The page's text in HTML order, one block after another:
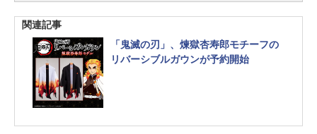
関連記事
「鬼滅の刃」、煉獄杏寿郎モチーフの
リバーシブルガウンが予約開始